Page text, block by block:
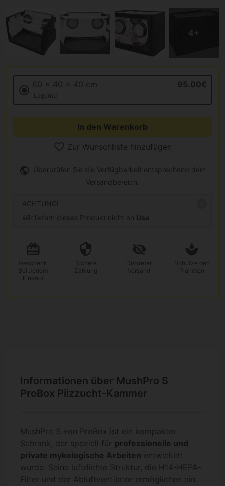
60 x 40 x 40 cm 95.00€
Lagernd
In den Warenkorb
Zur Wunschliste hinzufügen
Überprüfen Sie die Verfügbarkeit entsprechend dem
Versandbereich.
ACHTUNG!
Wir liefern dieses Produkt nicht an Usa
Geschenk
Bei Jedem
Einkauf
Sichere
Zahlung
Diskreter
Versand
Schütze den
Planeten
Informationen über MushPro S
ProBox Pilzzucht-Kammer
MushPro S von ProBox ist ein kompakter
Schrank, der speziell für professionelle und
private mykologische Arbeiten entwickelt
wurde. Seine luftdichte Struktur, die H14-HEPA-
Filter und der Abluftventilator ermöglichen ein